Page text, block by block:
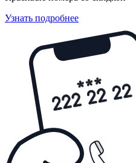
Узнать подробнее